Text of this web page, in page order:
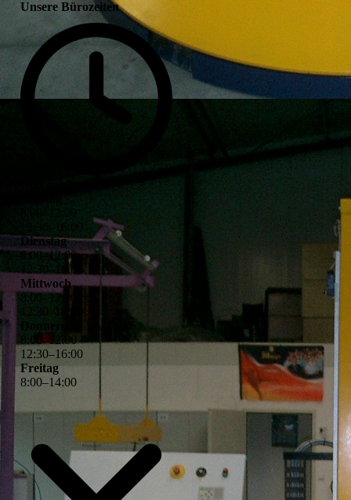
Unsere Bürozeiten
00
Dienstag
8:00–12:00
30– :00
Mittwoch
: 00–12:
00
: – :
Donnerstag
00– :00
12:30–16:00
Freitag
8:00–14:00